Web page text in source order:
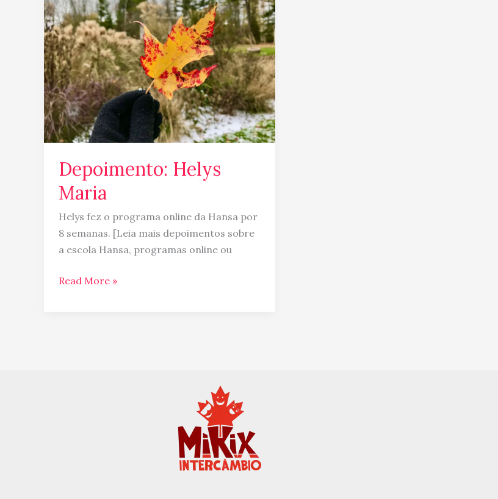
Depoimento: Helys
Maria
Helys fez o programa online da Hansa por
8 semanas. [Leia mais depoimentos sobre
a escola Hansa, programas online ou
Maria
Read More »